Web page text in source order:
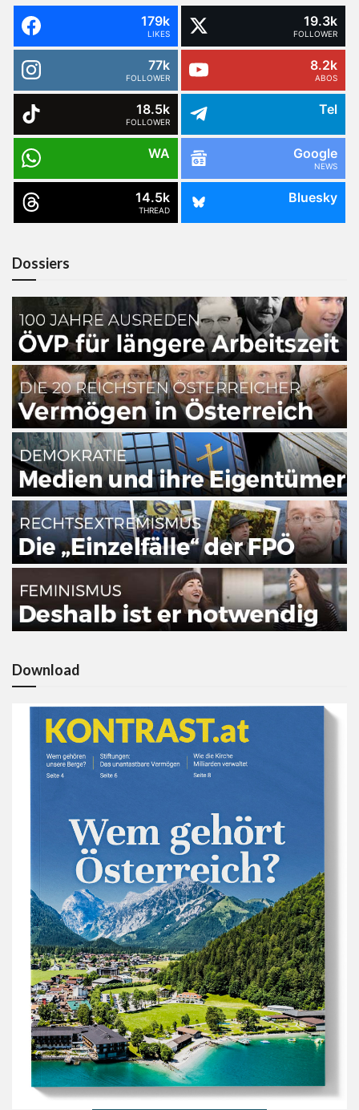
179k
LIKES
19.3k
FOLLOWER
77k
FOLLOWER
8.2k
ABOS
18.5k
FOLLOWER
Tel
WA Google
NEWS
14.5k
THREAD
Bluesky
Dossiers
Download